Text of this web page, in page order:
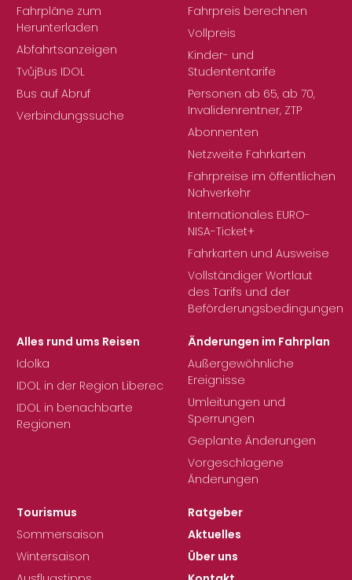
Fahrpläne zum
Herunterladen
Abfahrtsanzeigen
TvůjBus IDOL
Bus auf Abruf
Verbindungssuche
Fahrpreis berechnen
Vollpreis
Kinder- und
Studententarife
Personen ab 65, ab 70,
Invalidenrentner, ZTP
Abonnenten
Netzweite Fahrkarten
Fahrpreise im öffentlichen
Nahverkehr
Internationales EURO-
NISA-Ticket+
Fahrkarten und Ausweise
Vollständiger Wortlaut
des Tarifs und der
Beförderungsbedingungen
Alles rund ums Reisen
Idolka
IDOL in der Region Liberec
IDOL in benachbarte
Regionen
Änderungen im Fahrplan
Außergewöhnliche
Ereignisse
Umleitungen und
Sperrungen
Geplante Änderungen
Vorgeschlagene
Änderungen
Tourismus
Sommersaison
Wintersaison
Ratgeber
Aktuelles
Über uns